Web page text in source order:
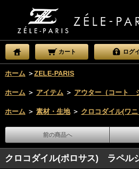
カート ログ
ホーム ＞ZELE-PARIS
ホーム ＞ アイテム ＞ アウター（コート
ホーム ＞ 素材・生地 ＞ クロコダイル(ワニ
前の商品へ
クロコダイル(ポロサス) ラペル